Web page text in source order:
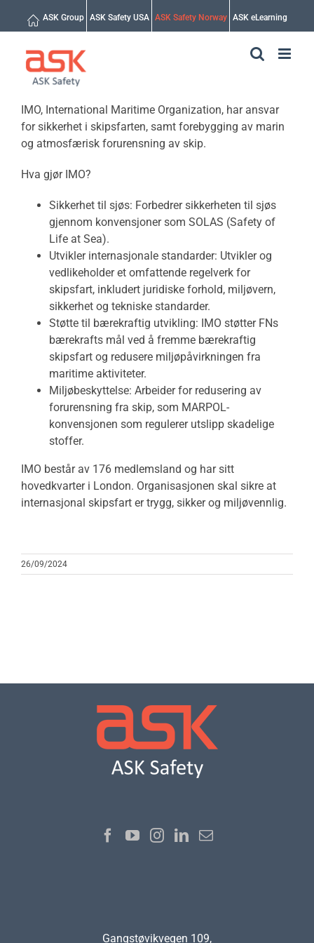
ASK Group ASK Safety USA ASK Safety Norway ASK eLearning
IMO, International Maritime Organization, har ansvar
for sikkerhet i skipsfarten, samt forebygging av marin
og atmosfærisk forurensning av skip.
Hva gjør IMO?
Sikkerhet til sjøs: Forbedrer sikkerheten til sjøs
gjennom konvensjoner som SOLAS (Safety of
Life at Sea).
Utvikler internasjonale standarder: Utvikler og
vedlikeholder et omfattende regelverk for
skipsfart, inkludert juridiske forhold, miljøvern,
sikkerhet og tekniske standarder.
Støtte til bærekraftig utvikling: IMO støtter FNs
bærekrafts mål ved å fremme bærekraftig
skipsfart og redusere miljøpåvirkningen fra
maritime aktiviteter.
Miljøbeskyttelse: Arbeider for redusering av
forurensning fra skip, som MARPOL-
konvensjonen som regulerer utslipp skadelige
stoffer.
IMO består av 176 medlemsland og har sitt
hovedkvarter i London. Organisasjonen skal sikre at
internasjonal skipsfart er trygg, sikker og miljøvennlig.
26/09/2024
Gangstøvikvegen 109,